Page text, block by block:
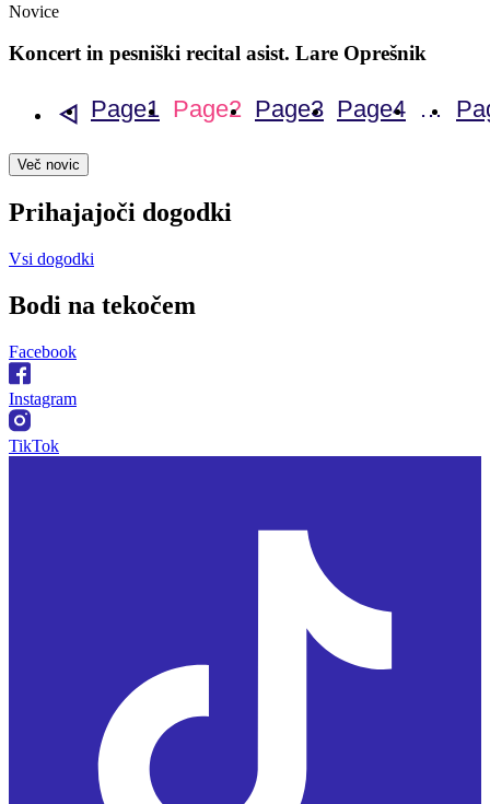
Novice
Koncert in pesniški recital asist. Lare Oprešnik
« Page1 Page2 Page3 Page4 …
Več novic
Prihajajoči dogodki
Vsi dogodki
Bodi na tekočem
Facebook
Instagram
TikTok